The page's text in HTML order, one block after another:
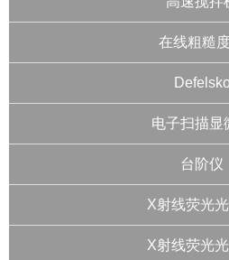
在线粗糙
Defelsko
电子扫描显
台阶仪
X射线荧光
X射线荧光